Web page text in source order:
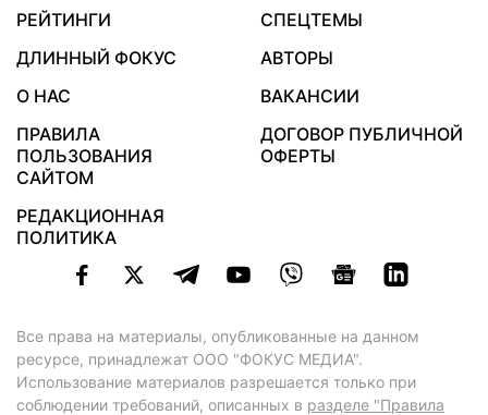
РЕЙТИНГИ
СПЕЦТЕМЫ
ДЛИННЫЙ ФОКУС
АВТОРЫ
О НАС
ВАКАНСИИ
ПРАВИЛА
ПОЛЬЗОВАНИЯ
САЙТОМ
ДОГОВОР ПУБЛИЧНОЙ
ОФЕРТЫ
РЕДАКЦИОННАЯ
ПОЛИТИКА
Все права на материалы, опубликованные на данном
ресурсе, принадлежат ООО "ФОКУС МЕДИА".
Использование материалов разрешается только при
соблюдении требований, описанных в разделе "Правила